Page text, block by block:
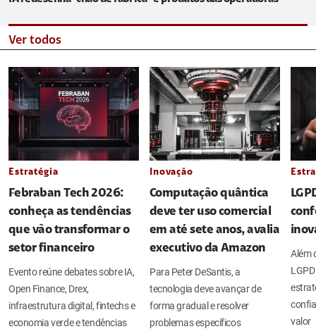
Ver todos
Estratégia
Febraban Tech 2026:
conheça as tendências
que vão transformar o
setor financeiro
Evento reúne debates sobre IA,
Open Finance, Drex,
infraestrutura digital, fintechs e
economia verde e tendências
Inovação
Computação quântica
deve ter uso comercial
em até sete anos, avalia
executivo da Amazon
Para Peter DeSantis, a
tecnologia deve avançar de
forma gradual e resolver
problemas específicos
Além
valor